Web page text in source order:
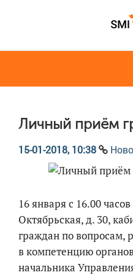
Личный приём
15-01-2018, 10:38
16 января с 16.00
Октябрьская, д. 30,
граждан по вопросам,
в компетенцию
начальника